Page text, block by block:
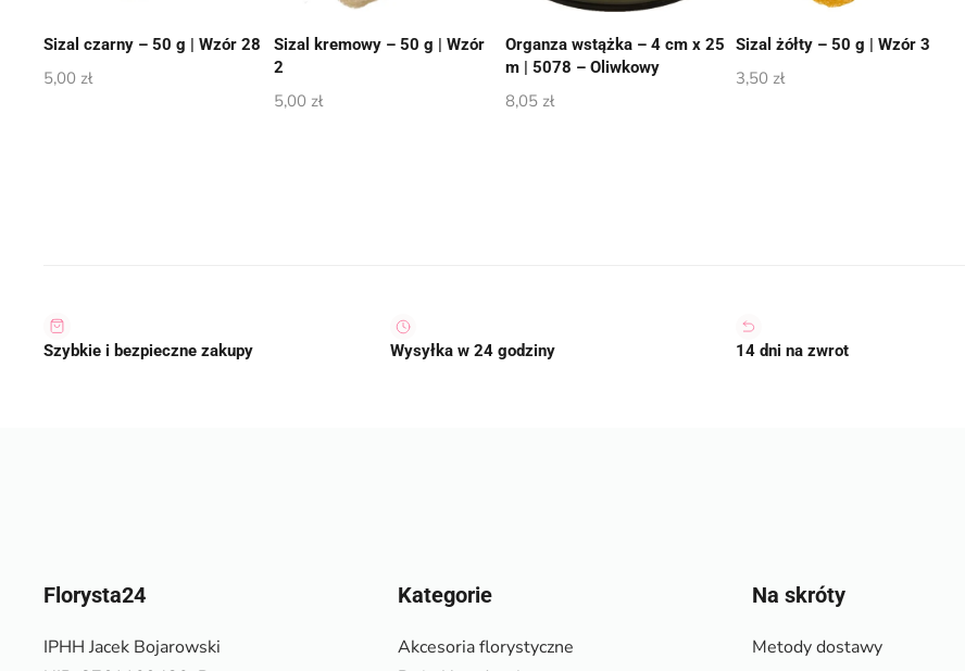
Sizal czarny – 50 g | Wzór 28
5,00 zł
Sizal kremowy – 50 g | Wzór
2
5,00 zł
Organza wstążka – 4 cm x 25
m | 5078 – Oliwkowy
8,05 zł
Sizal żółty – 50 g | Wzór 3
3,50 zł
Szybkie i bezpieczne zakupy Wysyłka w 24 godziny 14 dni na zwrot
Florysta24
IPHH Jacek Bojarowski
Kategorie
Akcesoria florystyczne
Na skróty
Metody dostawy